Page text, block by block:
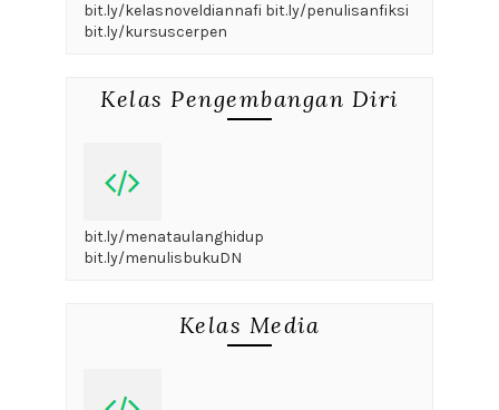
bit.ly/kelasnoveldiannafi bit.ly/penulisanfiksi
bit.ly/kursuscerpen
Kelas Pengembangan Diri
bit.ly/menataulanghidup
bit.ly/menulisbukuDN
Kelas Media